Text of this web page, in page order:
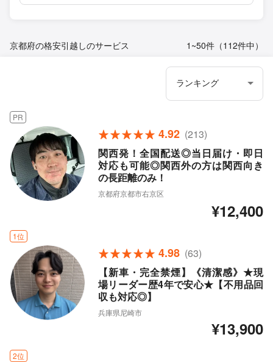
京都府の格安引越しのサービス 1~50件（112件中）
PR
4.92 (213)
関西発！全国配送◎当日届け・即日
対応も可能◎関西外の方は関西向き
の長距離のみ！
京都府京都市右京区
¥12,400
1位
4.98 (63)
【新車・完全禁煙】《清潔感》★現
場リーダー歴4年で安心★【不用品回
収も対応◎】
兵庫県尼崎市
¥13,900
2位